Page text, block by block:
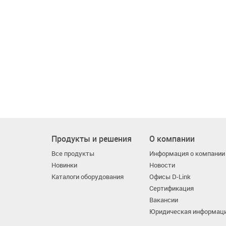
Продукты и решения
Все продукты
Новинки
Каталоги оборудования
О компании
Информация о компании
Новости
Офисы D-Link
Сертификация
Вакансии
Юридическая